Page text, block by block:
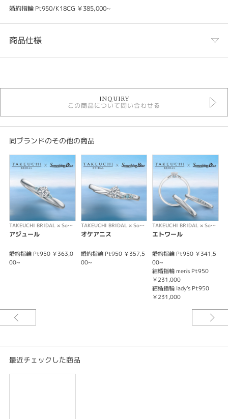
婚約指輪 Pt950/K18CG ￥385,000~
商品仕様
TAKEUCHI BRIDAL × Something Blue ＞ 婚約指輪
幸福感を感じるたっぷりとしたボリューム感に、優しく上品なゴールド。
※価格は税込みになります。
※センターダイヤモンドを含む価格です。
※選ばれるダイヤモンドグレードによって価格が変わります。
INQUIRY
この商品について問い合わせる
同ブランドのその他の商品
TAKEUCHI BRIDAL × Something Blue
アジュール
婚約指輪 Pt950 ￥363,0
00~
TAKEUCHI BRIDAL × Something Blue
オケアニス
婚約指輪 Pt950 ￥357,5
00~
TAKEUCHI BRIDAL × Something Blue
エトワール
婚約指輪 Pt950 ￥341,5
00~
結婚指輪 men's Pt950
￥231,000
結婚指輪 lady's Pt950
￥231,000
最近チェックした商品